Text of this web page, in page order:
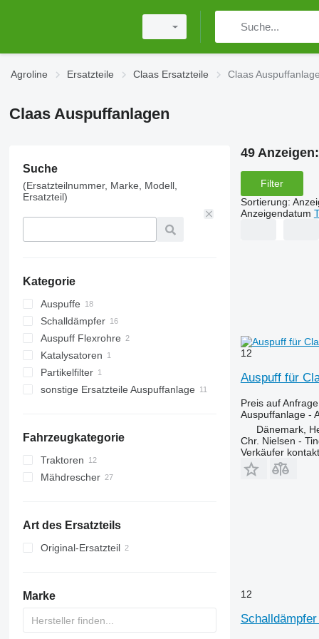
Agroline Ersatzteile Claas Ersatzteile Claas
Claas Auspuffanlagen
Suche
(Ersatzteilnummer, Marke, Modell,
Ersatzteil)
Kategorie
Auspuffe
Schalldämpfer
Auspuff Flexrohre
Katalysatoren
Partikelfilter
sonstige Ersatzteile Auspuffanlage
Fahrzeugkategorie
Traktoren
Radtraktoren
Mähdrescher
Art des Ersatzteils
Original-Ersatzteil
Marke
49 Anzeigen:
Filter
Sortierung:
Anzeigendatum
12
Auspuff für
Preis auf Anfrage
Auspuffanlage -
Dänemark,
Chr. Nielsen -
Verkäufer
12